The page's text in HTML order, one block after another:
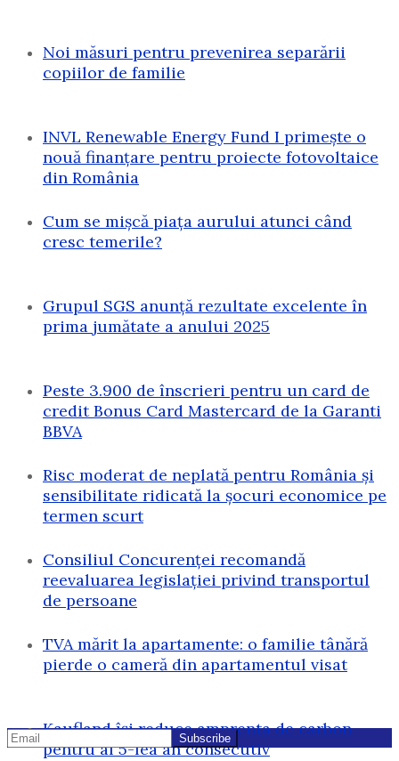
Noi măsuri pentru prevenirea separării
copiilor de familie
INVL Renewable Energy Fund I primește o
nouă finanțare pentru proiecte fotovoltaice
din România
Cum se mișcă piața aurului atunci când
cresc temerile?
Grupul SGS anunță rezultate excelente în
prima jumătate a anului 2025
Peste 3.900 de înscrieri pentru un card de
credit Bonus Card Mastercard de la Garanti
BBVA
Risc moderat de neplată pentru România și
sensibilitate ridicată la șocuri economice pe
termen scurt
Consiliul Concurenței recomandă
reevaluarea legislației privind transportul
de persoane
TVA mărit la apartamente: o familie tânără
pierde o cameră din apartamentul visat
Kaufland își reduce amprenta de carbon
pentru al 5-lea an consecutiv